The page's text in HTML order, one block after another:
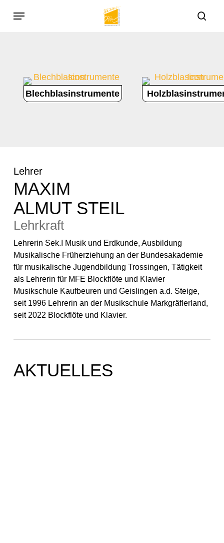
Menu
Blechblasinstrumente
Lehrer
MAXIM
ALMUT STEIL
Lehrkraft
Lehrerin Sek.I Musik und Erdkunde, Ausbildung
Musikalische Früherziehung an der Bundesakademie
für musikalische Jugendbildung Trossingen, Tätigkeit
als Lehrerin für MFE Blockflöte und Klavier
Musikschule Kaufbeuren und Geislingen a.d. Steige,
seit 1996 Lehrerin an der Musikschule Markgräflerland,
seit 2022 Blockflöte und Klavier.
AKTUELLES